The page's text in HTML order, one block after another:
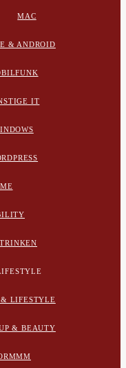
MAC
& ANDROID
IT
LIFESTYLE
& BEAUTY